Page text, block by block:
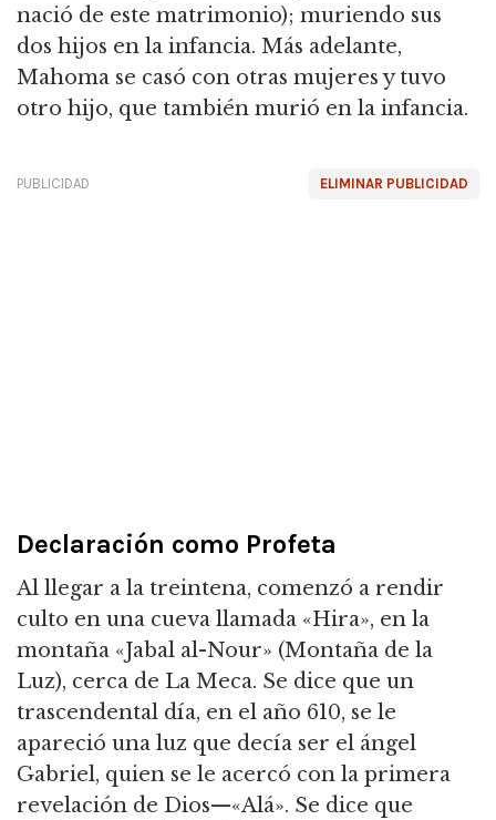
nació de este matrimonio); muriendo sus
dos hijos en la infancia. Más adelante,
Mahoma se casó con otras mujeres y tuvo
otro hijo, que también murió en la infancia.
ELIMINAR PUBLICIDAD
PUBLICIDAD
Declaración como Profeta
Al llegar a la treintena, comenzó a rendir
culto en una cueva llamada «Hira», en la
montaña «Jabal al-Nour» (Montaña de la
Luz), cerca de La Meca. Se dice que un
trascendental día, en el año 610, se le
apareció una luz que decía ser el ángel
Gabriel, quien se le acercó con la primera
revelación de Dios—«Alá». Se dice que